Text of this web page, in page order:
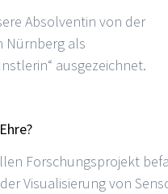
Absolventin von der
Nürnberg als
ausgezeichnet.
Forschungsprojekt
Visualisierung von